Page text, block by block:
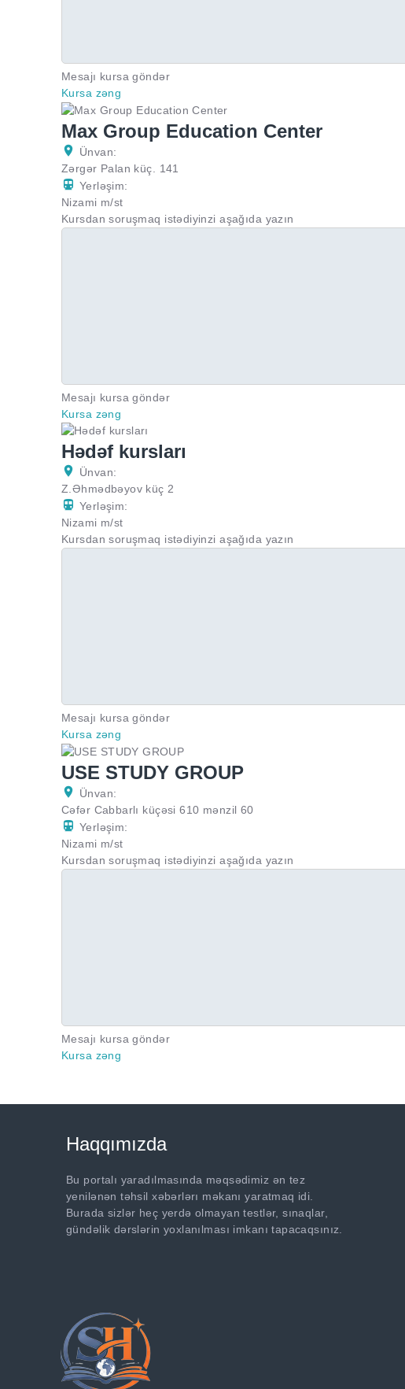
Mesajı kursa göndər
Kursa zəng
Max Group Education Center
Ünvan:
Zərgər Palan küç. 141
Yerləşim:
Nizami m/st
Kursdan soruşmaq istədiyinzi aşağıda yazın
Mesajı kursa göndər
Kursa zəng
Hədəf kursları
Ünvan:
Z.Əhmədbəyov küç 2
Yerləşim:
Nizami m/st
Kursdan soruşmaq istədiyinzi aşağıda yazın
Mesajı kursa göndər
Kursa zəng
USE STUDY GROUP
Ünvan:
Cəfər Cabbarlı küçəsi 610 mənzil 60
Yerləşim:
Nizami m/st
Kursdan soruşmaq istədiyinzi aşağıda yazın
Mesajı kursa göndər
Kursa zəng
Haqqımızda
Bu portalı yaradılmasında məqsədimiz ən tez
yenilənən təhsil xəbərlərı məkanı yaratmaq idi.
Burada sizlər heç yerdə olmayan testlər, sınaqlar,
gündəlik dərslərin yoxlanılması imkanı tapacaqsınız.